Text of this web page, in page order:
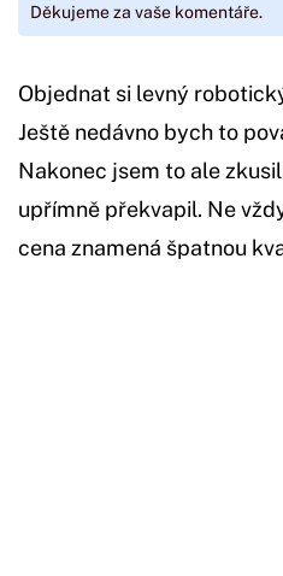
Děkujeme za vaše komentáře.
Objednat si levný
Ještě nedávno bych to
Nakonec jsem to ale
upřímně překvapil. Ne
cena znamená špatnou